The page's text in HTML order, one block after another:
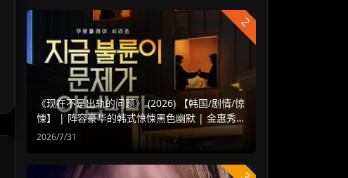
2
《现在不是出轨的问题》 (2026) 【韩国/剧情/惊
悚】 | 阵容豪华的韩式惊悚黑色幽默 | 金惠秀 x
赵汝贞强强联手
2026/7/31